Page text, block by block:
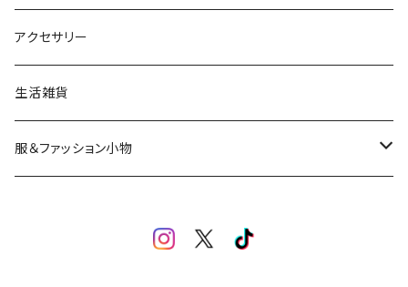
アクセサリー
生活雑貨
服＆ファッション小物